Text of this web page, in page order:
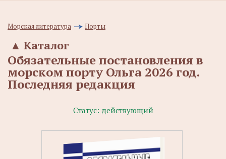
Морская литература Порты
Каталог
▲
Обязательные постановления в
морском порту Ольга 2026 год.
Последняя редакция
Статус: действующий